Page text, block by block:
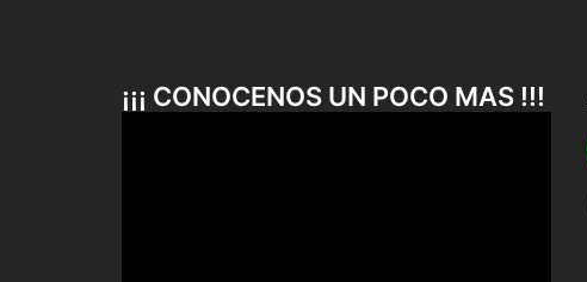
¡¡¡ CONOCENOS UN POCO MAS !!!